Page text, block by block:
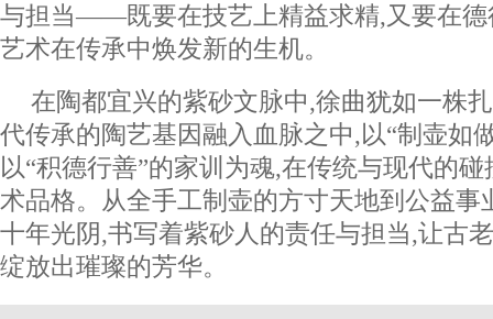
与担当——既要在技艺上精益求精,又要在德
艺术在传承中焕发新的生机。
在陶都宜兴的紫砂文脉中,徐曲犹如一株
代传承的陶艺基因融入血脉之中,以“制壶如
以“积德行善”的家训为魂,在传统与现代的
术品格。从全手工制壶的方寸天地到公益事
十年光阴,书写着紫砂人的责任与担当,让古
绽放出璀璨的芳华。